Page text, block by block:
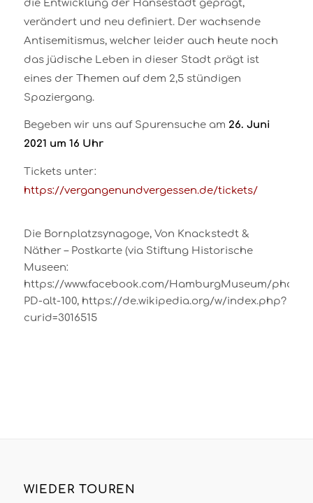
die Entwicklung der Hansestadt geprägt,
verändert und neu definiert. Der wachsende
Antisemitismus, welcher leider auch heute noch
das jüdische Leben in dieser Stadt prägt ist
eines der Themen auf dem 2,5 stündigen
Spaziergang.
Begeben wir uns auf Spurensuche am 26. Juni
2021 um 16 Uhr
Tickets unter:
https://vergangenundvergessen.de/tickets/
Die Bornplatzsynagoge, Von Knackstedt &
Näther – Postkarte (via Stiftung Historische
Museen:
https://www.facebook.com/HamburgMuseum/photos/
PD-alt-100, https://de.wikipedia.org/w/index.php?
curid=3016515
WIEDER TOUREN